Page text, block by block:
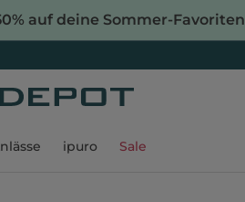
auf deine Sommer-Favoriten
ipuro Sale